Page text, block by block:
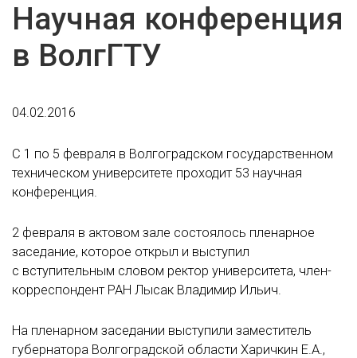
Научная конференция
в ВолгГТУ
04.02.2016
С 1 по 5 февраля в Волгоградском государственном
техническом университете проходит 53 научная
конференция.
2 февраля в актовом зале состоялось пленарное
заседание, которое открыл и выступил
с вступительным словом ректор университета, член-
корреспондент РАН Лысак Владимир Ильич.
На пленарном заседании выступили заместитель
губернатора Волгоградской области Харичкин Е.А.,